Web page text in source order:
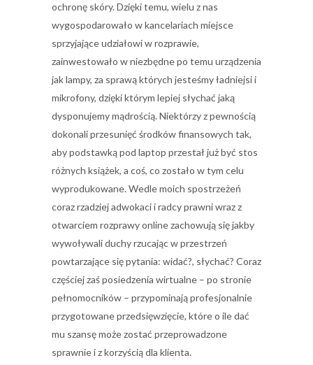
ochronę skóry. Dzięki temu, wielu z nas
wygospodarowało w kancelariach miejsce
sprzyjające udziałowi w rozprawie,
zainwestowało w niezbędne po temu urządzenia
jak lampy, za sprawą których jesteśmy ładniejsi i
mikrofony, dzięki którym lepiej słychać jaką
dysponujemy mądrością. Niektórzy z pewnością
dokonali przesunięć środków finansowych tak,
aby podstawką pod laptop przestał już być stos
różnych książek, a coś, co zostało w tym celu
wyprodukowane. Wedle moich spostrzeżeń
coraz rzadziej adwokaci i radcy prawni wraz z
otwarciem rozprawy online zachowują się jakby
wywoływali duchy rzucając w przestrzeń
powtarzające się pytania: widać?, słychać? Coraz
częściej zaś posiedzenia wirtualne – po stronie
pełnomocników – przypominają profesjonalnie
przygotowane przedsięwzięcie, które o ile dać
mu szansę może zostać przeprowadzone
sprawnie i z korzyścią dla klienta.